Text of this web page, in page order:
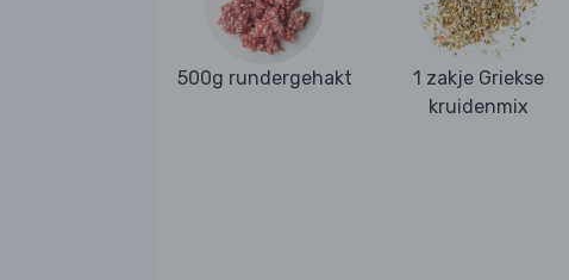
500g rundergehakt
1 zakje Griekse
kruidenmix